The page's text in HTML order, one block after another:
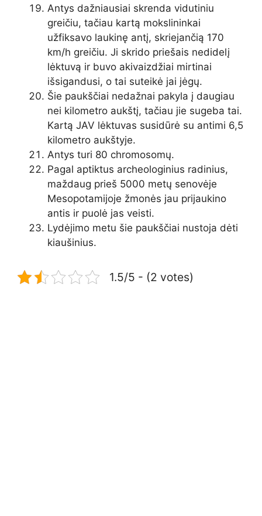
Antys dažniausiai skrenda vidutiniu
greičiu, tačiau kartą mokslininkai
užfiksavo laukinę antį, skriejančią 170
km/h greičiu. Ji skrido priešais nedidelį
lėktuvą ir buvo akivaizdžiai mirtinai
išsigandusi, o tai suteikė jai jėgų.
Šie paukščiai nedažnai pakyla į daugiau
nei kilometro aukštį, tačiau jie sugeba tai.
Kartą JAV lėktuvas susidūrė su antimi 6,5
kilometro aukštyje.
Antys turi 80 chromosomų.
Pagal aptiktus archeologinius radinius,
maždaug prieš 5000 metų senovėje
Mesopotamijoje žmonės jau prijaukino
antis ir puolė jas veisti.
Lydėjimo metu šie paukščiai nustoja dėti
kiaušinius.
1.5/5 - (2 votes)